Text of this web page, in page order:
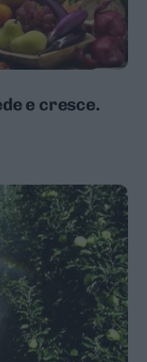
e cresce.